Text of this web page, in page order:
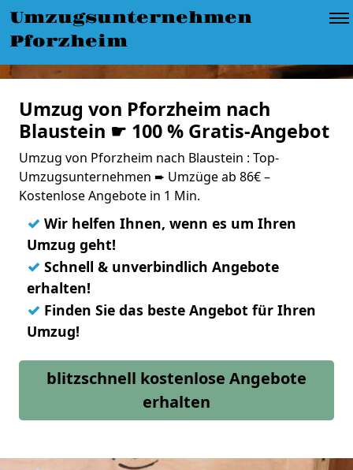
Umzugsunternehmen
Pforzheim
Umzug von Pforzheim nach
Blaustein ☛ 100 % Gratis-Angebot
Umzug von Pforzheim nach Blaustein : Top-
Umzugsunternehmen ➨ Umzüge ab 86€ –
Kostenlose Angebote in 1 Min.
✓ Wir helfen Ihnen, wenn es um Ihren
Umzug geht!
✓ Schnell & unverbindlich Angebote
erhalten!
✓ Finden Sie das beste Angebot für Ihren
Umzug!
blitzschnell kostenlose Angebote
erhalten